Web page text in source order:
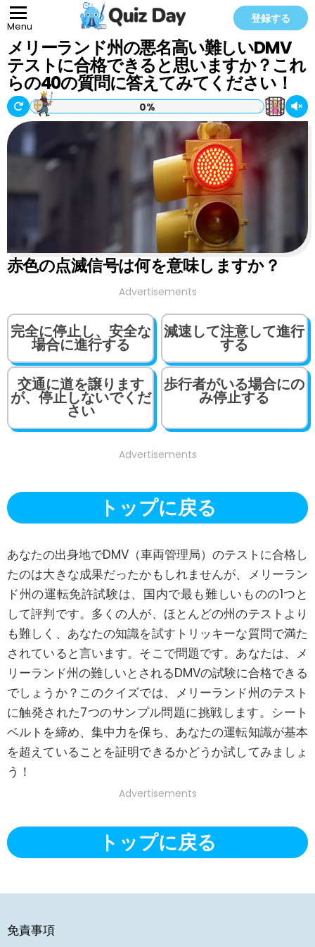
Menu
登録する
メリーランド州の悪名高い難しいDMV
テストに合格できると思いますか？これ
らの40の質問に答えてみてください！
0%
赤色の点滅信号は何を意味しますか？
Advertisements
完全に停止し、安全な
場合に進行する
減速して注意して進行
する
交通に道を譲ります
が、停止しないでくだ
さい
歩行者がいる場合にの
み停止する
Advertisements
トップに戻る
あなたの出身地でDMV（車両管理局）のテストに合格し
たのは大きな成果だったかもしれませんが、メリーラン
ド州の運転免許試験は、国内で最も難しいものの1つと
して評判です。多くの人が、ほとんどの州のテストより
も難しく、あなたの知識を試すトリッキーな質問で満た
されていると言います。そこで問題です。あなたは、メ
リーランド州の難しいとされるDMVの試験に合格できる
でしょうか？このクイズでは、メリーランド州のテスト
に触発された7つのサンプル問題に挑戦します。シート
ベルトを締め、集中力を保ち、あなたの運転知識が基本
を超えていることを証明できるかどうか試してみましょ
う！
Advertisements
トップに戻る
免責事項